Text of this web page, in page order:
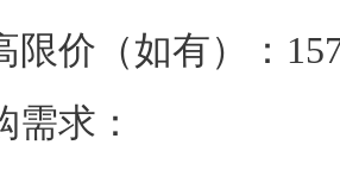
限价（如有）：
需求：